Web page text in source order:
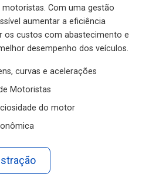
Com uma gestão
aumentar a eficiência
os custos com abastecimento e
desempenho dos veículos.
curvas e acelerações
Motoristas
do motor